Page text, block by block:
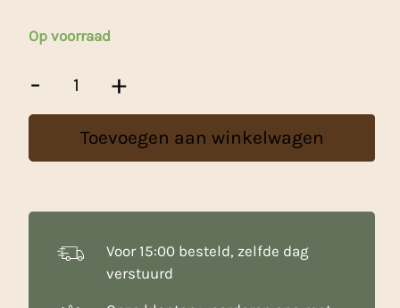
Op voorraad
-
Onderlegger
Drum
35cm
+
Toevoegen aan winkelwagen
Voor 15:00 besteld, zelfde dag
verstuurd